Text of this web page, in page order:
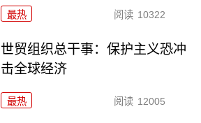
最热 阅读 10322
世贸组织总干事：保护主义恐冲
击全球经济
最热 阅读 12005